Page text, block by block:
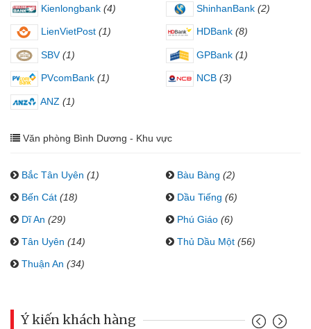
Kienlongbank (4) ShinhanBank (2)
LienVietPost (1) HDBank (8)
SBV (1) GPBank (1)
PVcomBank (1) NCB (3)
ANZ (1)
Văn phòng Bình Dương - Khu vực
Bắc Tân Uyên (1) Bàu Bàng (2)
Bến Cát (18) Dầu Tiếng (6)
Dĩ An (29) Phú Giáo (6)
Tân Uyên (14) Thủ Dầu Một (56)
Thuận An (34)
Ý kiến khách hàng